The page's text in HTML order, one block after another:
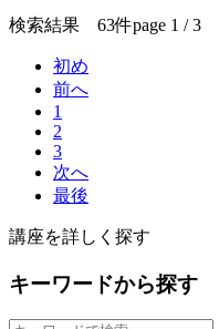
検索結果 63件page 1 / 3
初め
前へ
1
2
3
次へ
最後
講座を詳しく探す
キーワードから探す